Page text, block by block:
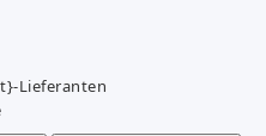
Lieferanten